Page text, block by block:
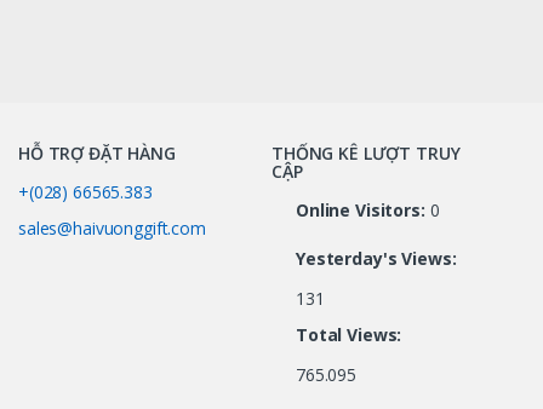
HỖ TRỢ ĐẶT HÀNG
+(028) 66565.383
sales@haivuonggift.com
THỐNG KÊ LƯỢT TRUY
CẬP
Online Visitors: 0
Yesterday's Views:
131
Total Views:
765.095